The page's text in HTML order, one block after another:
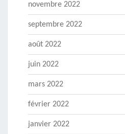
novembre 2022
septembre 2022
août 2022
juin 2022
mars 2022
février 2022
janvier 2022